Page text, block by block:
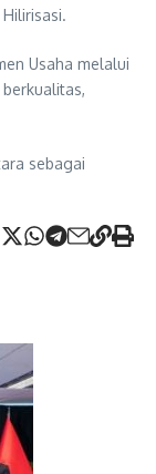
Usaha melalui
sebagai